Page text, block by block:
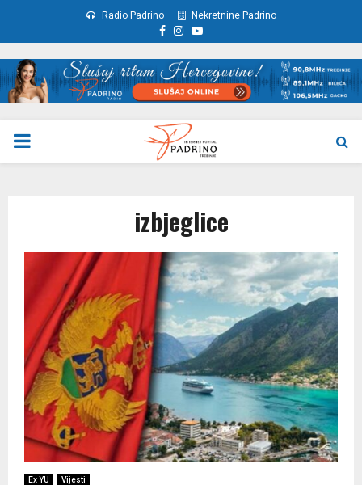
Radio Padrino Nekretnine Padrino
Facebook
Instagram
Youtube
PRIMARY
izbjeglice
Ex YU Vijesti